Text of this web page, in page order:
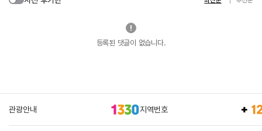
등록된 댓글이 없습니다.
관광안내 지역번호